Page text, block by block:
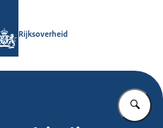
Rijksoverheid